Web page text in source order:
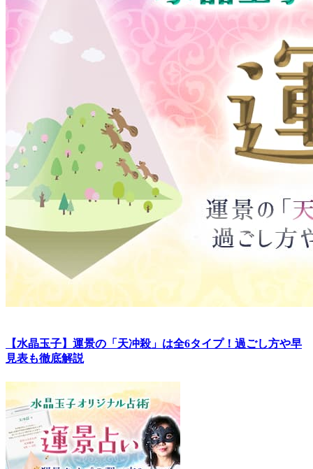
【水晶玉子】運景の「天冲殺」は全6タイプ！過ごし方や早
見表も徹底解説